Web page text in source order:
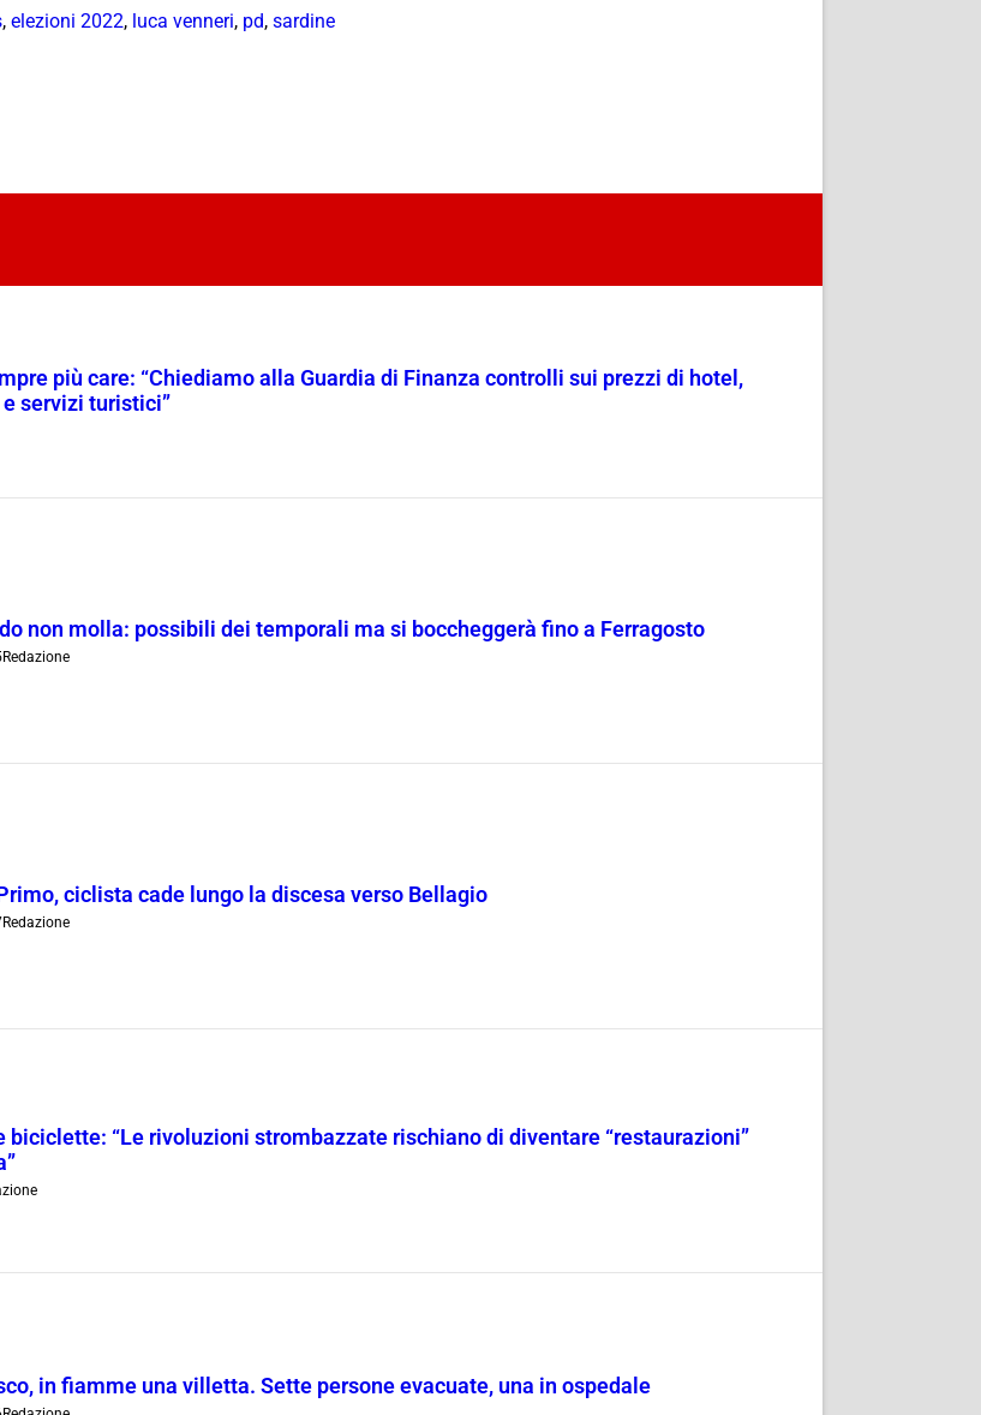
, elezioni 2022, luca venneri, pd, sardine
più care: “Chiediamo alla Guardia di Finanza controlli sui prezzi di hotel,
servizi turistici”
non molla: possibili dei temporali ma si boccheggerà fino a Ferragosto
Redazione
ciclista cade lungo la discesa verso Bellagio
Redazione
biciclette: “Le rivoluzioni strombazzate rischiano di diventare “restaurazioni”
in fiamme una villetta. Sette persone evacuate, una in ospedale